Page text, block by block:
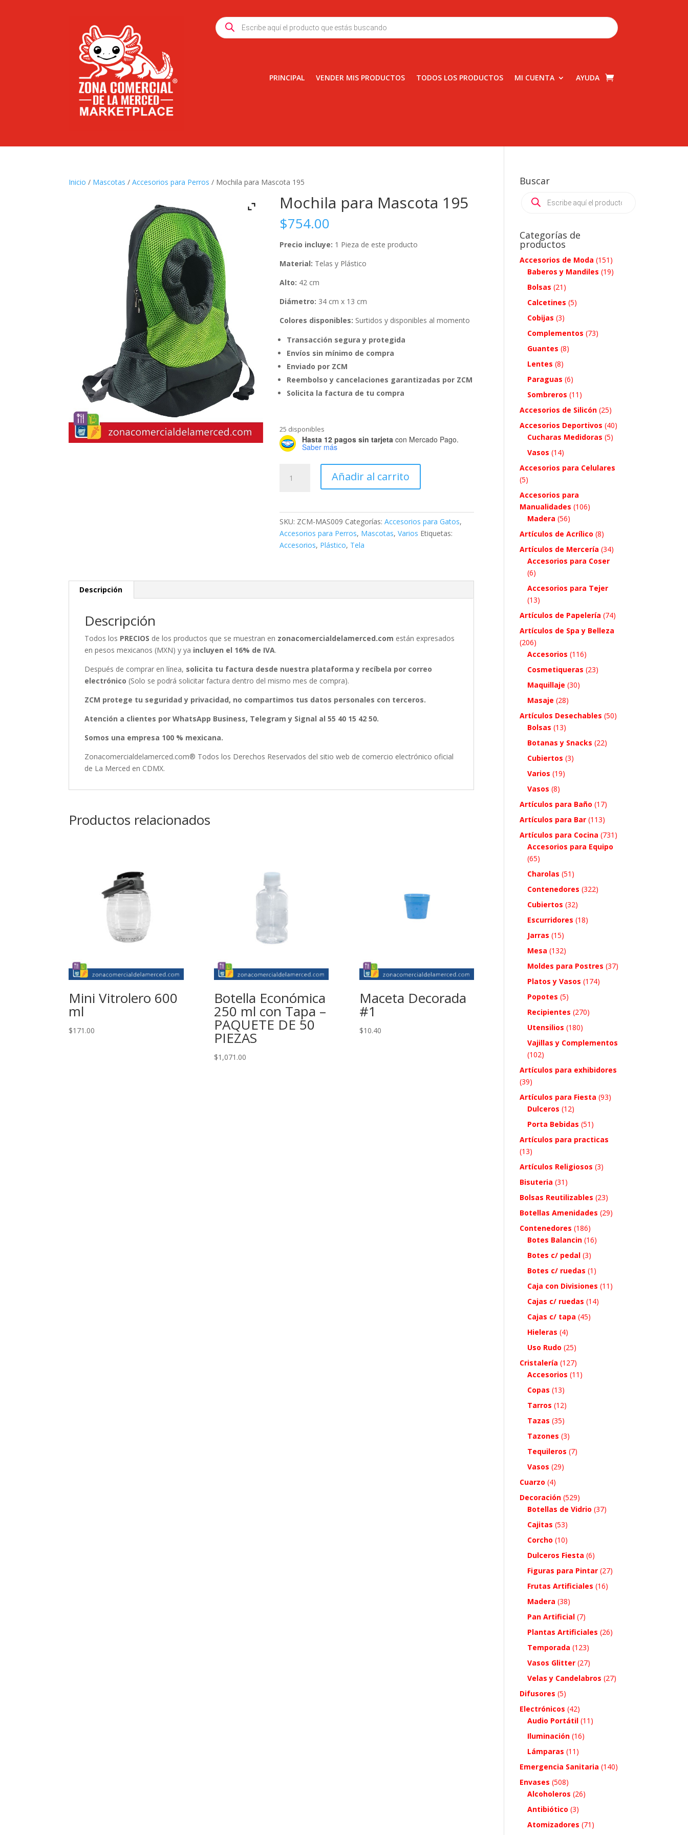
Products
search
PRINCIPAL VENDER MIS PRODUCTOS TODOS LOS PRODUCTOS MI CUENTA AYUDA
Inicio / Mascotas /Accesorios para Perros / Mochila para Mascota 195
Mochila para Mascota 195
$754.00
Precio incluye: 1 Pieza de este producto
Material: Telas y Plástico
Alto: 42 cm
Diámetro: 34 cm x 13 cm
Colores disponibles: Surtidos y disponibles al momento
Transacción segura y protegida
Envíos sin mínimo de compra
Enviado por ZCM
Reembolso y cancelaciones garantizadas por ZCM
Solicita la factura de tu compra
25 disponibles
Hasta 12 pagos sin tarjeta con Mercado Pago.
Saber más
para
Añadir al carrito
SKU: ZCM-MAS009 Categorías:Accesorios para Gatos,
Accesorios para Perros, Mascotas,Varios Etiquetas:
Accesorios, Plástico, Tela
Descripción
Descripción
Todos los PRECIOS de los productos que se muestran en zonacomercialdelamerced.com están expresados
en pesos mexicanos (MXN) y ya incluyen el 16% de IVA.
Después de comprar en línea, solicita tu factura desde nuestra plataforma y recíbela por correo
electrónico (Solo se podrá solicitar factura dentro del mismo mes de compra).
ZCM protege tu seguridad y privacidad, no compartimos tus datos personales con terceros.
Atención a clientes por WhatsApp Business, Telegram y Signal al 55 40 15 42 50.
Somos una empresa 100 % mexicana.
Zonacomercialdelamerced.com® Todos los Derechos Reservados del sitio web de comercio electrónico oficial
de La Merced en CDMX.
Productos relacionados
Mini Vitrolero 600
ml
$171.00
Botella Económica
250 ml con Tapa –
PAQUETE DE 50
PIEZAS
$1,071.00
Maceta Decorada
#1
$10.40
Buscar
Products
search
Categorías de
productos
Accesorios de Moda (151)
Baberos y Mandiles (19)
Bolsas (21)
Calcetines (5)
Cobijas (3)
Complementos (73)
Guantes (8)
Lentes (8)
Paraguas (6)
Sombreros (11)
Accesorios de Silicón (25)
Accesorios Deportivos (40)
Cucharas Medidoras (5)
Vasos (14)
Accesorios para Celulares
(5)
Accesorios para
Manualidades (106)
Madera (56)
Artículos de Acrílico (8)
Artículos de Mercería (34)
Accesorios para Coser
(6)
Accesorios para Tejer
(13)
Artículos de Papelería (74)
Artículos de Spa y Belleza
(206)
Accesorios (116)
Cosmetiqueras (23)
Maquillaje (30)
Masaje (28)
Artículos Desechables (50)
Bolsas (13)
Botanas y Snacks (22)
Cubiertos (3)
Varios (19)
Vasos (8)
Artículos para Baño (17)
Artículos para Bar (113)
Artículos para Cocina (731)
Accesorios para Equipo
(65)
Charolas (51)
Contenedores (322)
Cubiertos (32)
Escurridores (18)
Jarras (15)
Mesa (132)
Moldes para Postres (37)
Platos y Vasos (174)
Popotes (5)
Recipientes (270)
Utensilios (180)
Vajillas y Complementos
(102)
Artículos para exhibidores
(39)
Artículos para Fiesta (93)
Dulceros (12)
Porta Bebidas (51)
Artículos para practicas
(13)
Artículos Religiosos (3)
Bisuteria (31)
Bolsas Reutilizables (23)
Botellas Amenidades (29)
Contenedores (186)
Botes Balancin (16)
Botes c/ pedal (3)
Botes c/ ruedas (1)
Caja con Divisiones (11)
Cajas c/ ruedas (14)
Cajas c/ tapa (45)
Hieleras (4)
Uso Rudo (25)
Cristalería (127)
Accesorios (11)
Copas (13)
Tarros (12)
Tazas (35)
Tazones (3)
Tequileros (7)
Vasos (29)
Cuarzo (4)
Decoración (529)
Botellas de Vidrio (37)
Cajitas (53)
Corcho (10)
Dulceros Fiesta (6)
Figuras para Pintar (27)
Frutas Artificiales (16)
Madera (38)
Pan Artificial (7)
Plantas Artificiales (26)
Temporada (123)
Vasos Glitter (27)
Velas y Candelabros (27)
Difusores (5)
Electrónicos (42)
Audio Portátil (11)
Iluminación (16)
Lámparas (11)
Emergencia Sanitaria (140)
Envases (508)
Alcoholeros (26)
Antibiótico (3)
Atomizadores (71)